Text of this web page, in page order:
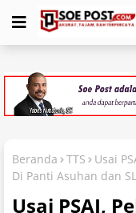
Beranda TTS
Usai
Di Panti Asuhan dan
Usai PSAJ,